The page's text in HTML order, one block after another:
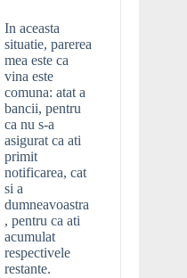
In aceasta
situatie, parerea
mea este ca
vina este
comuna: atat a
bancii, pentru
ca nu s-a
asigurat ca ati
primit
notificarea, cat
si a
dumneavoastra
, pentru ca ati
acumulat
respectivele
restante.